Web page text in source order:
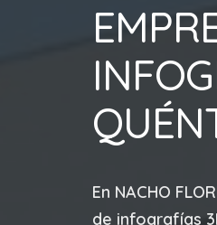
En NACHO
de infografías